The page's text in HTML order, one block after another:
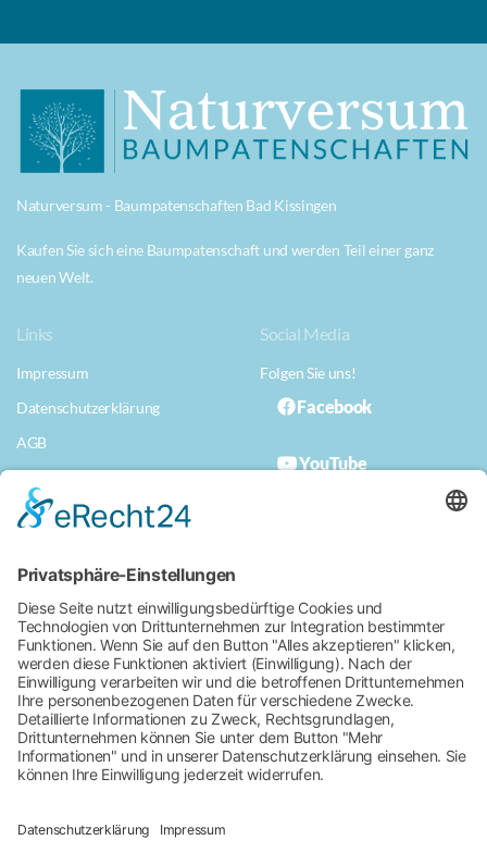
Naturversum - Baumpatenschaften Bad Kissingen
Kaufen Sie sich eine Baumpatenschaft und werden Teil einer ganz
neuen Welt.
Links
Impressum
Datenschutzerklärung
AGB
Musterwiderrufserklärung
Social Media
Folgen Sie uns!
Facebook
YouTube
Für ein naturnahes Bad
Kissingen.
Stadt Bad Kissingen